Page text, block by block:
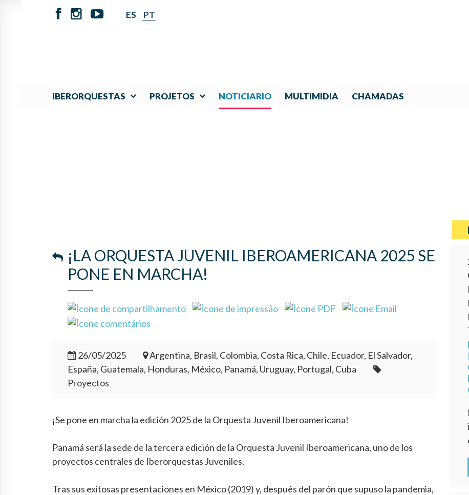
ES PT
IBERORQUESTAS PROJETOS NOTICIARIO MULTIMIDIA CHAMADAS
¡LA ORQUESTA JUVENIL IBEROAMERICANA 2025 SE
PONE EN MARCHA!
26/05/2025
Argentina, Brasil, Colombia, Costa Rica, Chile, Ecuador, El Salvador,
España, Guatemala, Honduras, México, Panamá, Uruguay, Portugal, Cuba
Proyectos
¡Se pone en marcha la edición 2025 de la Orquesta Juvenil Iberoamericana!
Panamá será la sede de la tercera edición de la Orquesta Juvenil Iberoamericana, uno de los
proyectos centrales de Iberorquestas Juveniles.
Tras sus exitosas presentaciones en México (2019) y, después del parón que supuso la pandemia,